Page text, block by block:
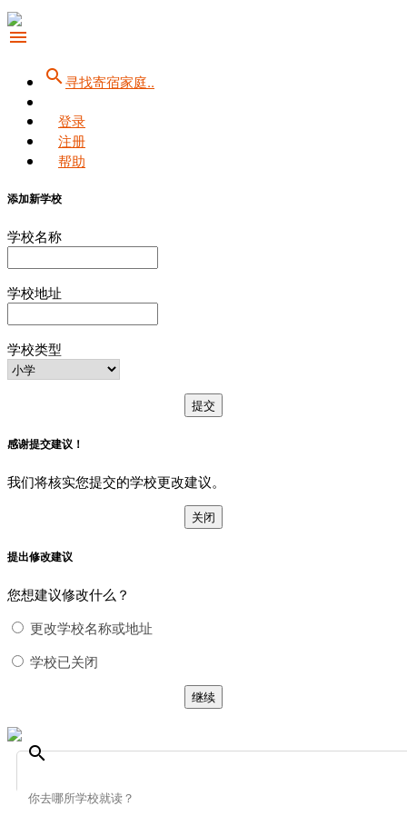
menu
search寻找寄宿家庭..
登录
注册
帮助
添加新学校
学校名称
学校地址
学校类型
提交
感谢提交建议！
我们将核实您提交的学校更改建议。
关闭
提出修改建议
您想建议修改什么？
更改学校名称或地址
学校已关闭
继续
search